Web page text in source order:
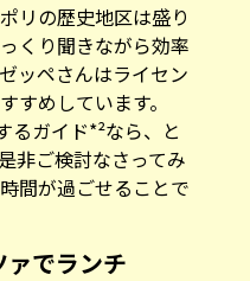
リの歴史地区は盛り
くり聞きながら効率
ッペさんはライセン
すめしています。
ガイド*²なら、と
非ご検討なさってみ
間が過ごせることで
でランチ